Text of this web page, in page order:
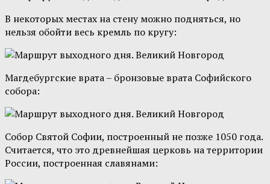
В некоторых местах на стену можно подняться, но
нельзя обойти весь кремль по кругу:
Магдебургские врата – бронзовые врата Софийского
собора:
Собор Святой Софии, построенный не позже 1050 года.
Считается, что это древнейшая церковь на территории
России, построенная славянами: